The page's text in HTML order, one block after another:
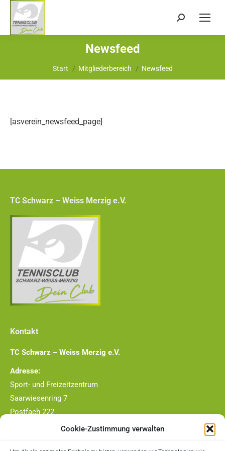
Cookie-Zustimmung verwalten
Search:
Newsfeed
Sie befinden sich hier:
Start Mitgliederbereich Newsfeed
[asverein_newsfeed_page]
TC Schwarz – Weiss Merzig e.V.
Kontakt
TC Schwarz – Weiss Merzig e.V.
Adresse:
Sport- und Freizeitzentrum
Saarwiesenring 7
Postfach 222